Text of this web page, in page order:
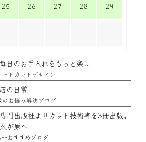
25 26 27 28 29
日のお手入れをもっと楽に
ートカットデザイン
の日常
のお悩み解決ブログ
門出版社よりカット技術書を3冊出版。
が原へ
おすすめブログ